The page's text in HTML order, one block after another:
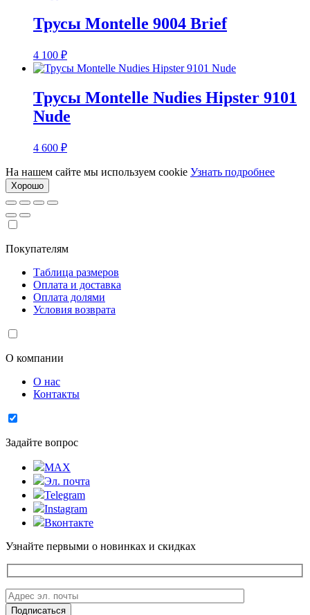
Трусы Montelle 9004 Brief
4 100 ₽
Трусы Montelle Nudies Hipster 9101
Nude
4 600 ₽
На нашем сайте мы используем cookie Узнать подробнее
Хорошо
Покупателям
Таблица размеров
Оплата и доставка
Оплата долями
Условия возврата
О компании
О нас
Контакты
Задайте вопрос
MAX
Эл. почта
Telegram
Instagram
Вконтакте
Узнайте первыми о новинках и скидках